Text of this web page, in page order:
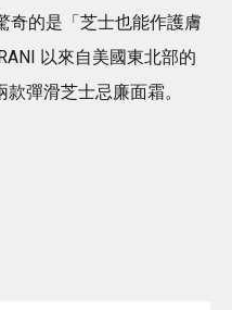
奇的是「芝士也能作護膚
以來自美國東北部的
彈滑芝士忌廉面霜。